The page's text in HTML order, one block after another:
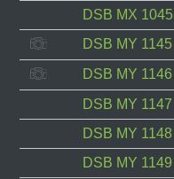
DSB MX 1045
DSB MY 1145
DSB MY 1146
DSB MY 1147
DSB MY 1148
DSB MY 1149